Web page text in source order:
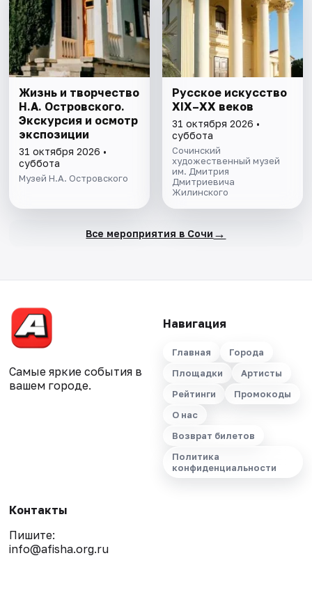
Жизнь и творчество
Н.А. Островского.
Экскурсия и осмотр
экспозиции
31 октября 2026 •
суббота
Музей Н.А. Островского
Русское искусство
XIX–XX веков
31 октября 2026 •
суббота
Сочинский
художественный музей
им. Дмитрия
Дмитриевича
Жилинского
Все мероприятия в Сочи →
Самые яркие события в
вашем городе.
Навигация
Главная
Города
Площадки
Артисты
Рейтинги
Промокоды
О нас
Возврат билетов
Политика
конфиденциальности
Контакты
Пишите:
info@afisha.org.ru